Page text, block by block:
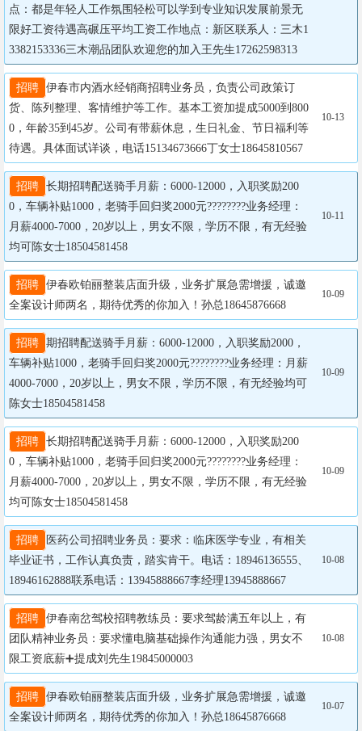
点：都是年轻人工作氛围轻松可以学到专业知识发展前景无
限好工资待遇高碾压平均工资工作地点：新区联系人：三木1
3382153336三木潮品团队欢迎您的加入王先生17262598313
招聘 伊春市内酒水经销商招聘业务员，负责公司政策订
货、陈列整理、客情维护等工作。基本工资加提成5000到800
0，年龄35到45岁。公司有带薪休息，生日礼金、节日福利等
待遇。具体面试详谈，电话15134673666丁女士18645810567
10-13
招聘 长期招聘配送骑手月薪：6000-12000，入职奖励200
0，车辆补贴1000，老骑手回归奖2000元????????业务经理：
月薪4000-7000，20岁以上，男女不限，学历不限，有无经验
均可陈女士18504581458
10-11
招聘 伊春欧铂丽整装店面升级，业务扩展急需增援，诚邀
全案设计师两名，期待优秀的你加入！孙总18645876668
10-09
招聘 期招聘配送骑手月薪：6000-12000，入职奖励2000，
车辆补贴1000，老骑手回归奖2000元????????业务经理：月薪
4000-7000，20岁以上，男女不限，学历不限，有无经验均可
陈女士18504581458
10-09
招聘 长期招聘配送骑手月薪：6000-12000，入职奖励200
0，车辆补贴1000，老骑手回归奖2000元????????业务经理：
月薪4000-7000，20岁以上，男女不限，学历不限，有无经验
均可陈女士18504581458
10-09
招聘
医药公司招聘业务员：要求：临床医学专业，有相关
毕业证书，工作认真负责，踏实肯干。电话：18946136555、
18946162888联系电话：13945888667李经理13945888667
10-08
招聘 伊春南岔驾校招聘教练员：要求驾龄满五年以上，有
团队精神业务员：要求懂电脑基础操作沟通能力强，男女不
限工资底薪➕提成刘先生19845000003
10-08
招聘 伊春欧铂丽整装店面升级，业务扩展急需增援，诚邀
全案设计师两名，期待优秀的你加入！孙总18645876668
10-07